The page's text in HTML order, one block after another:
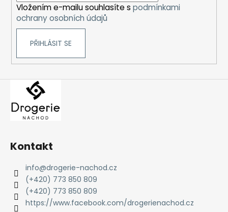
Vložením e-mailu souhlasíte s podmínkami
ochrany osobních údajů
PŘIHLÁSIT SE
Kontakt
info@drogerie-nachod.cz
(+420) 773 850 809
(+420) 773 850 809
https://www.facebook.com/drogerienachod.cz